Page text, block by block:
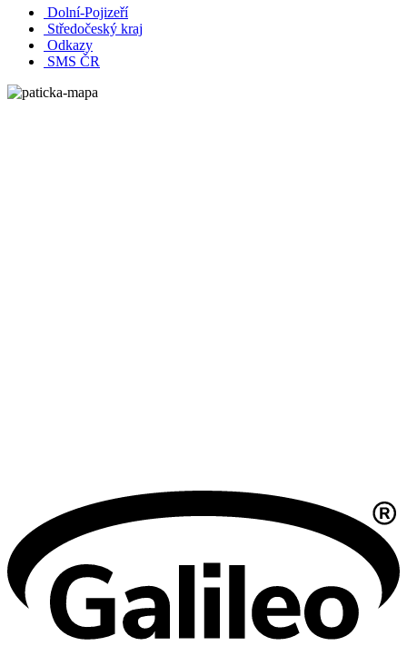
Dolní-Pojizeří
Středočeský kraj
Odkazy
SMS ČR